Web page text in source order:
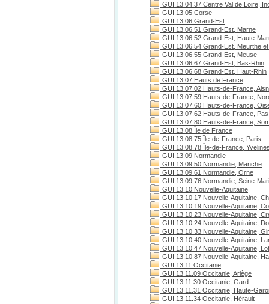
GUI.13.04.37 Centre Val de Loire,
GUI.13.05 Corse
GUI.13.06 Grand-Est
GUI.13.06.51 Grand-Est, Marne
GUI.13.06.52 Grand-Est, Haute-
GUI.13.06.54 Grand-Est, Meurthe
GUI.13.06.55 Grand-Est, Meuse
GUI.13.06.67 Grand-Est, Bas-Rhin
GUI.13.06.68 Grand-Est, Haut-Rhin
GUI.13.07 Hauts de France
GUI.13.07.02 Hauts-de-France,
GUI.13.07.59 Hauts-de-France,
GUI.13.07.60 Hauts-de-France,
GUI.13.07.62 Hauts-de-France,
GUI.13.07.80 Hauts-de-France,
GUI.13.08 Île de France
GUI.13.08.75 Île-de-France, Paris
GUI.13.08.78 Île-de-France,
GUI.13.09 Normandie
GUI.13.09.50 Normandie, Manche
GUI.13.09.61 Normandie, Orne
GUI.13.09.76 Normandie, Seine-
GUI.13.10 Nouvelle-Aquitaine
GUI.13.10.17 Nouvelle-Aquitaine,
GUI.13.10.19 Nouvelle-Aquitaine,
GUI.13.10.23 Nouvelle-Aquitaine,
GUI.13.10.24 Nouvelle-Aquitaine,
GUI.13.10.33 Nouvelle-Aquitaine,
GUI.13.10.40 Nouvelle-Aquitaine,
GUI.13.10.47 Nouvelle-Aquitaine,
GUI.13.10.87 Nouvelle-Aquitaine,
GUI.13.11 Occitanie
GUI.13.11.09 Occitanie, Ariège
GUI.13.11.30 Occitanie, Gard
GUI.13.11.31 Occitanie, Haute-
GUI.13.11.34 Occitanie, Hérault